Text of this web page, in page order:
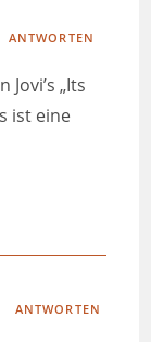
ANTWORTEN
„Its
ist eine
ANTWORTEN